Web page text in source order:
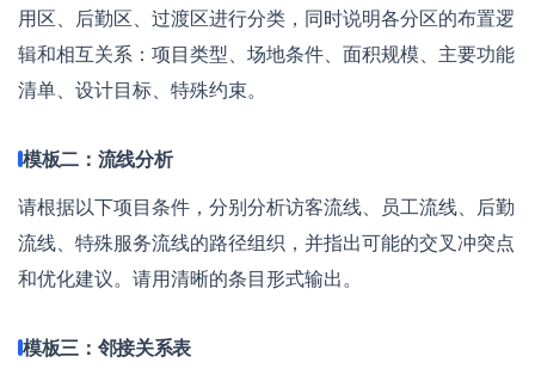
用区、后勤区、过渡区进行分类，同时说明各分区的布置逻
辑和相互关系：项目类型、场地条件、面积规模、主要功能
清单、设计目标、特殊约束。
模板二：流线分析
请根据以下项目条件，分别分析访客流线、员工流线、后勤
流线、特殊服务流线的路径组织，并指出可能的交叉冲突点
和优化建议。请用清晰的条目形式输出。
模板三：邻接关系表